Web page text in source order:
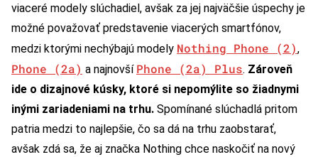
viaceré modely slúchadiel, avšak za jej najväčšie úspechy je
možné považovať predstavenie viacerých smartfónov,
medzi ktorými nechýbajú modely Nothing Phone (2),
Phone (2a) a najnovší Phone (2a) Plus. Zároveň
ide o dizajnové kúsky, ktoré si nepomýlite so žiadnymi
inými zariadeniami na trhu. Spomínané slúchadlá pritom
patria medzi to najlepšie, čo sa dá na trhu zaobstarať,
avšak zdá sa, že aj značka Nothing chce naskočiť na nový